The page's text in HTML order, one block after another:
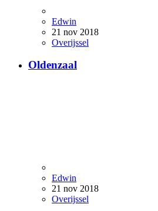
Edwin
21 nov 2018
Overijssel
Oldenzaal
Edwin
21 nov 2018
Overijssel